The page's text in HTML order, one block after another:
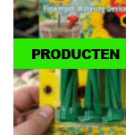
PRODUCTEN